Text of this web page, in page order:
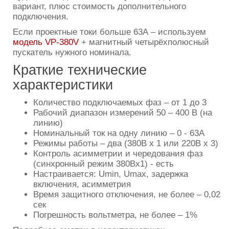
вариант, плюс стоимость дополнительного
подключения.
Если проектные токи больше 63А – используем
модель VP-380V + магнитный четырёхполюсный
пускатель нужного номинала.
Краткие технические
характеристики
Количество подключаемых фаз – от 1 до 3
Рабочий диапазон измерений 50 – 400 В (на
линию)
Номинальный ток на одну линию – 0 - 63А
Режимы работы – два (380В х 1 или 220В х 3)
Контроль асимметрии и чередования фаз
(синхронный режим 380Вх1) - есть
Настраивается: Umin, Umax, задержка
включения, асимметрия
Время защитного отключения, не более – 0,02
сек
Погрешность вольтметра, не более – 1%